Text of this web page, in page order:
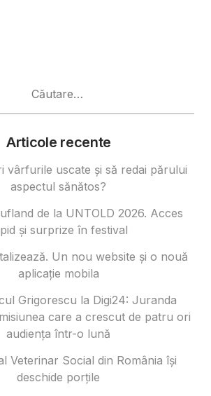
Articole recente
vârfurile uscate și să redai părului
aspectul sănătos?
de la UNTOLD 2026. Acces
și surprize în festival
Un nou website și o nouă
aplicație mobila
Grigorescu la Digi24: Juranda
care a crescut de patru ori
audiența într-o lună
Veterinar Social din România își
deschide porțile